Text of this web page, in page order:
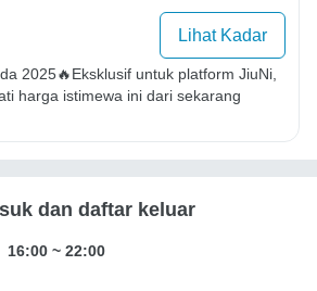
Lihat Kadar
2025🔥Eksklusif untuk platform JiuNi,
harga istimewa ini dari sekarang
dan daftar keluar
16:00 ~ 22:00